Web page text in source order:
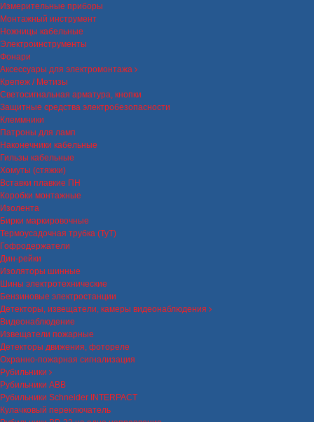
Измерительные приборы
Монтажный инструмент
Ножницы кабельные
Электроинструменты
Фонари
Аксессуары для электромонтажа
Крепеж / Метизы
Светосигнальная арматура, кнопки
Защитные средства электробезопасности
Клеммники
Патроны для ламп
Наконечники кабельные
Гильзы кабельные
Хомуты (стяжки)
Вставки плавкие ПН
Коробки монтажные
Изолента
Бирки маркировочные
Термоусадочная трубка (ТуТ)
Гофродержатели
Дин-рейки
Изоляторы шинные
Шины электротехнические
Бензиновые электростанции
Детекторы, извещатели, камеры видеонаблюдения
Видеонаблюдение
Извещатели пожарные
Детекторы движения, фотореле
Охранно-пожарная сигнализация
Рубильники
Рубильники ABB
Рубильники Schneider INTERPACT
Кулачковый переключатель